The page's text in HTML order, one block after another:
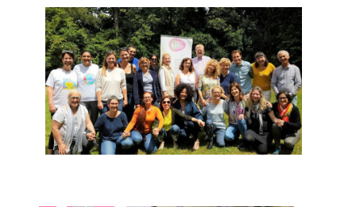
“Que de connaissances et de sympathie, intervenant au
top” Z.P
“Excellente journée de formation avec des outils concrets
de psychologie positive à ramener dans son quotidien
professionnel. Bravo” L.A
“Intervenant très intéressant avec une culture sur le
positif énorme”. B.P
“Je ressors convaincue et très agréablement surprise par
autant de facilité et d’efficacité. Bravo pour ces journées
et dans un cadre idéal” M.P
“La psychologie positive rendue efficace et très
accessible : il me tarde de commencer l’application